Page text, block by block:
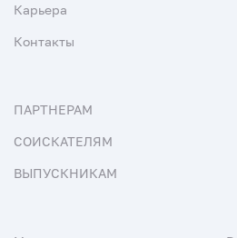
Карьера
Контакты
ПАРТНЕРАМ
СОИСКАТЕЛЯМ
ВЫПУСКНИКАМ